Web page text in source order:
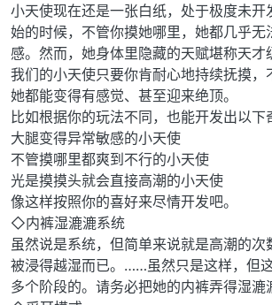
小天使现在还是一张白纸，处于极度未开
始的时候，不管你摸她哪里，她都几乎无
感。然而，她身体里隐藏的天赋堪称天才
我们的小天使只要你肯耐心地持续抚摸，
她都能变得有感觉、甚至迎来绝顶。
比如根据你的玩法不同，也能开发出以下
大腿变得异常敏感的小天使
不管摸哪里都爽到不行的小天使
光是摸摸头就会直接高潮的小天使
像这样按照你的喜好来尽情开发吧。
◇内裤湿漉漉系统
虽然说是系统，但简单来说就是高潮的次
被浸得越湿而已。……虽然只是这样，但
多个阶段的。请务必把她的内裤弄得湿漉